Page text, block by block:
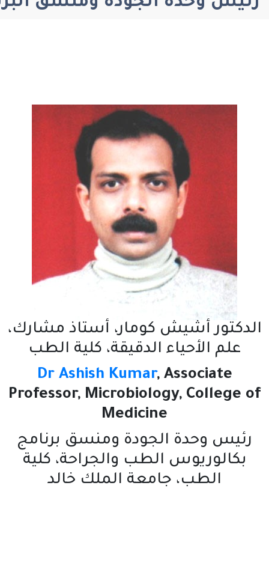
كومار، أستاذ مشارك،
الدقيقة، كلية الطب
DrAshish Kumar
Professor,
الجودة ومنسق برنامج
الطب والجراحة، كلية
جامعة الملك خالد